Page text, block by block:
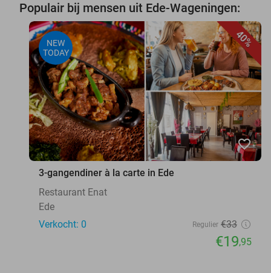
Populair bij mensen uit Ede-Wageningen:
40%
NEW
TODAY
favorite_border
3-gangendiner à la carte in Ede
Restaurant Enat
Ede
Verkocht: 0
Regulier €33
€19,95